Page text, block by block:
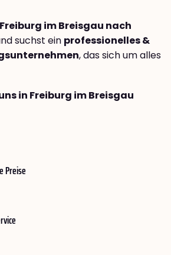
im Breisgau nach
suchst ein professionelles &
, das sich um alles
in Freiburg im Breisgau
Preise